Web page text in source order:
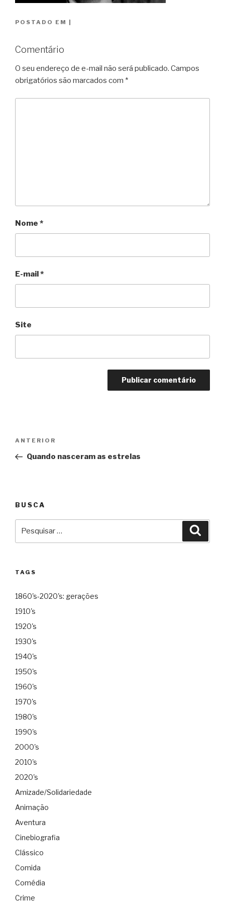
POSTADO EM
Comentário
O seu endereço de e-mail não será publicado. Campos
obrigatórios são marcados com *
Nome *
E-mail *
Site
Post
Anterior
ANTERIOR
Quando nasceram as estrelas
BUSCA
TAGS
1860's-2020's: gerações
1910's
1920's
1930's
1940's
1950's
1960's
1970's
1980's
1990's
2000's
2010's
2020's
Amizade/Solidariedade
Animação
Aventura
Cinebiografia
Clássico
Comida
Comédia
Crime